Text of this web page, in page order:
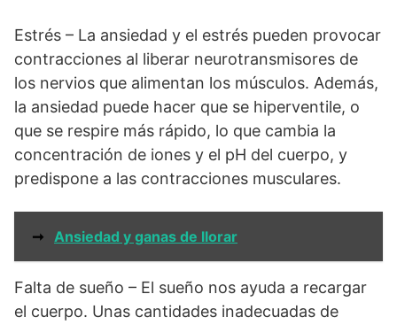
Estrés – La ansiedad y el estrés pueden provocar
contracciones al liberar neurotransmisores de
los nervios que alimentan los músculos. Además,
la ansiedad puede hacer que se hiperventile, o
que se respire más rápido, lo que cambia la
concentración de iones y el pH del cuerpo, y
predispone a las contracciones musculares.
➞ Ansiedad y ganas de llorar
Falta de sueño – El sueño nos ayuda a recargar
el cuerpo. Unas cantidades inadecuadas de